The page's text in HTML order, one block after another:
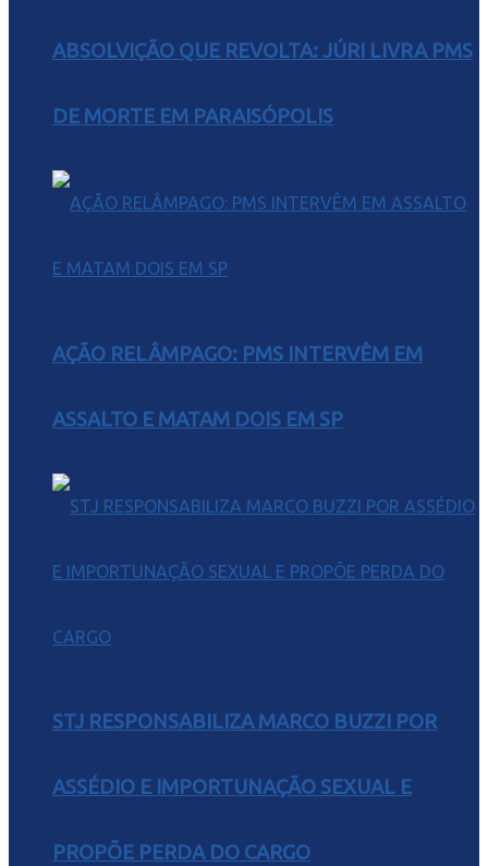
ABSOLVIÇÃO QUE REVOLTA: JÚRI LIVRA PMS
DE MORTE EM PARAISÓPOLIS
AÇÃO RELÂMPAGO: PMS INTERVÊM EM
ASSALTO E MATAM DOIS EM SP
STJ RESPONSABILIZA MARCO BUZZI POR
ASSÉDIO E IMPORTUNAÇÃO SEXUAL E
PROPÕE PERDA DO CARGO